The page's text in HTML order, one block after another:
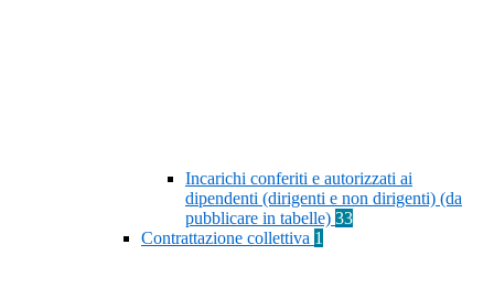
Incarichi conferiti e autorizzati ai
dipendenti (dirigenti e non dirigenti) (da
pubblicare in tabelle) 33
Contrattazione collettiva 1